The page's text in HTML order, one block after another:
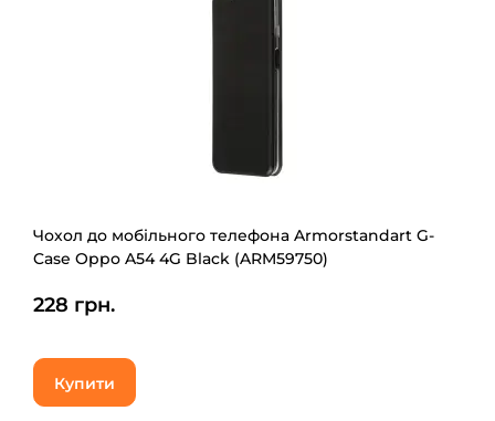
Чохол до мобільного телефона Armorstandart G-
Case Oppo A54 4G Black (ARM59750)
228 грн.
Купити